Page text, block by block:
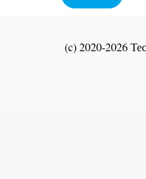
(c) 2020-2026